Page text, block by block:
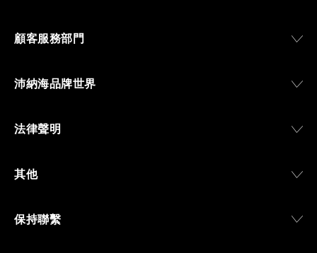
顧客服務部門
沛納海品牌世界
法律聲明
其他
保持聯繫